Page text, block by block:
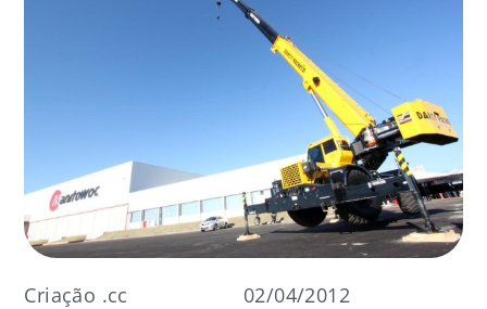
Criação .cc 02/04/2012